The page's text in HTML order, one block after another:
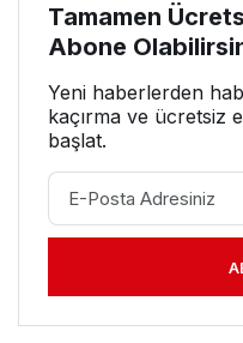
Tamamen
Abone
Yeni haberlerden
kaçırma ve ücretsiz
başlat.